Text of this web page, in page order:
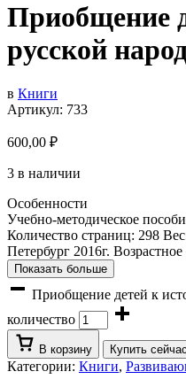
Приобщение
русской
в Книги
Артикул: 733
600,00 ₽
3 в наличии
Особенности
Учебно-методическое
Количество страниц: 298
Петербург 2016г.
Показать больше
Приобщение детей к
количество
В корзину Купить сейчас
Категории: Книги,